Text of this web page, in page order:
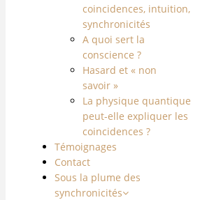
coincidences, intuition,
synchronicités
A quoi sert la
conscience ?
Hasard et « non
savoir »
La physique quantique
peut-elle expliquer les
coincidences ?
Témoignages
Contact
Sous la plume des
synchronicités